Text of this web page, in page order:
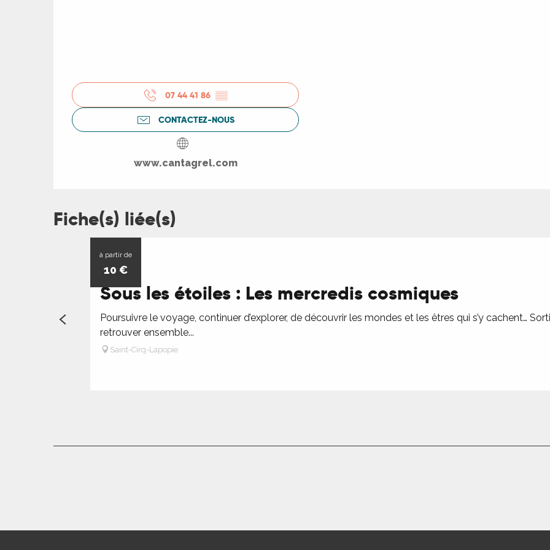
07 44 41 86 ▒▒
CONTACTEZ-NOUS
www.cantagrel.com
Fiche(s) liée(s)
à partir de
10 €
5
AOÛT
Sous les étoiles : Les mercredis cosmiques
Poursuivre le voyage, continuer d’explorer, de découvrir les mondes et les êtres qui s’y cachent…
retrouver ensemble...
Saint-Cirq-Lapopie